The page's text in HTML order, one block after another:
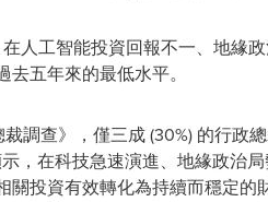
人工智能投資回報不一、地緣
五年來的最低水平。
調查》，僅三成 (30%) 的行政
，在科技急速演進、地緣政治
投資有效轉化為持續而穩定的